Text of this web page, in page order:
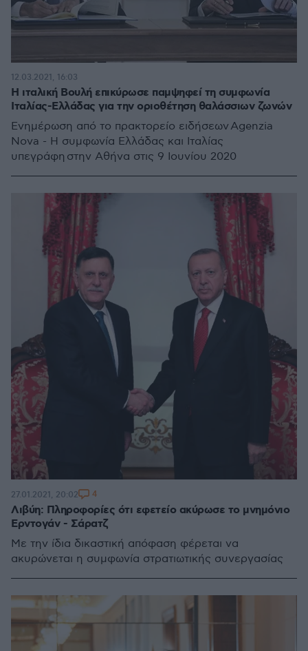
H ιταλική Βουλή επικύρωσε παμψηφεί τη συμφωνία
Ιταλίας-Ελλάδας για την οριοθέτηση θαλάσσιων ζωνών
Ενημέρωση από το πρακτορείο ειδήσεων Agenzia
Nova - Η συμφωνία Ελλάδας και Ιταλίας
υπεγράφη στην Αθήνα στις 9 Ιουνίου 2020
12.03.2021, 16:03
Λιβύη: Πληροφορίες ότι εφετείο ακύρωσε το μνημόνιο
Ερντογάν - Σάρατζ
Με την ίδια δικαστική απόφαση φέρεται να
ακυρώνεται η συμφωνία στρατιωτικής συνεργασίας
27.01.2021, 20:02 4